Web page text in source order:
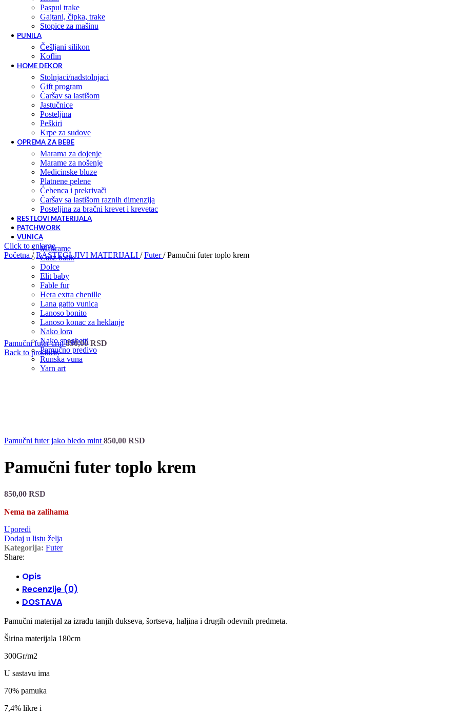
paspul trake
gajtani, čipka, trake
stopice za mašinu
PUNILA
češljani silikon
koflin
HOME DEKOR
stolnjaci/nadstolnjaci
gift program
čaršav sa lastišom
jastučnice
posteljina
peškiri
krpe za sudove
OPREMA ZA BEBE
marama za dojenje
marame za nošenje
medicinske bluze
platnene pelene
ćebenca i prekrivači
čaršav sa lastišom raznih dimenzija
posteljina za bračni krevet i krevetac
RESTLOVI MATERIJALA
PATCHWORK
VUNICA
makrame
cazz batik
dolce
elit baby
fable fur
hera extra chenille
lana gatto vunica
lanoso bonito
lanoso konac za heklanje
nako lora
nako spaghetti
pamučno predivo
runska vuna
yarn art
Click to enlarge
Početna / RASTEGLJIVI MATERIJALI / Futer/ Pamučni futer toplo krem
Pamučni futer crni850,00RSD
Back to products
Pamučni futer jako bledo mint 850,00 RSD
Pamučni futer toplo krem
850,00 RSD
Nema na zalihama
Uporedi
Dodaj u listu želja
Kategorija: Futer
Share:
Opis
Recenzije (0)
DOSTAVA
Pamučni materijal za izradu tanjih dukseva, šortseva, haljina i drugih odevnih predmeta.
Širina materijala 180cm
300Gr/m2
U sastavu ima
70% pamuka
7,4% likre i